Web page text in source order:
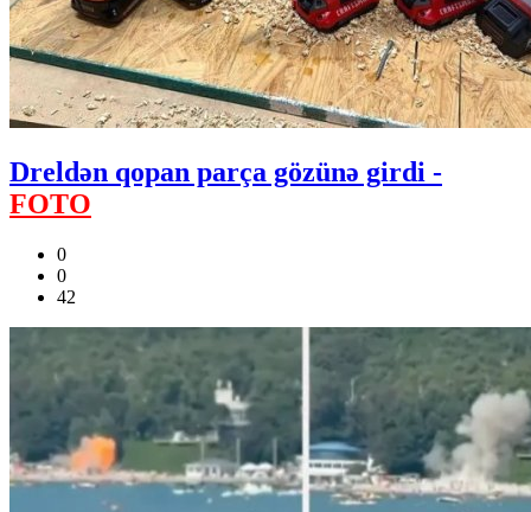
Dreldən qopan parça gözünə girdi -
FOTO
0
0
42